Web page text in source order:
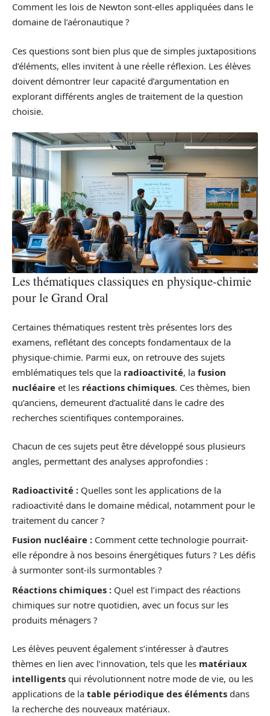
Comment les lois de Newton sont-elles appliquées dans le
domaine de l’aéronautique ?
Ces questions sont bien plus que de simples juxtapositions
d’éléments, elles invitent à une réelle réflexion. Les élèves
doivent démontrer leur capacité d’argumentation en
explorant différents angles de traitement de la question
choisie.
Les thématiques classiques en physique-chimie
pour le Grand Oral
Certaines thématiques restent très présentes lors des
examens, reflétant des concepts fondamentaux de la
physique-chimie. Parmi eux, on retrouve des sujets
emblématiques tels que la radioactivité, la fusion
nucléaire et les réactions chimiques. Ces thèmes, bien
qu’anciens, demeurent d’actualité dans le cadre des
recherches scientifiques contemporaines.
Chacun de ces sujets peut être développé sous plusieurs
angles, permettant des analyses approfondies :
Radioactivité : Quelles sont les applications de la
radioactivité dans le domaine médical, notamment pour le
traitement du cancer ?
Fusion nucléaire : Comment cette technologie pourrait-
elle répondre à nos besoins énergétiques futurs ? Les défis
à surmonter sont-ils surmontables ?
Réactions chimiques : Quel est l’impact des réactions
chimiques sur notre quotidien, avec un focus sur les
produits ménagers ?
Les élèves peuvent également s’intéresser à d’autres
thèmes en lien avec l’innovation, tels que les matériaux
intelligents qui révolutionnent notre mode de vie, ou les
applications de la table périodique des éléments dans
la recherche des nouveaux matériaux.